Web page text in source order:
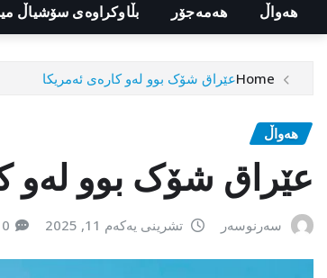
هەواڵ هەمەجۆر بڵاوکراوەی سۆشیاڵ
Homeعێراق شۆک بوو لەو کارەی ئەمریکا
هەواڵ
عێراق شۆک بوو لەو
سەرنوسەر تشرینی یەکەم 11, 2025 0